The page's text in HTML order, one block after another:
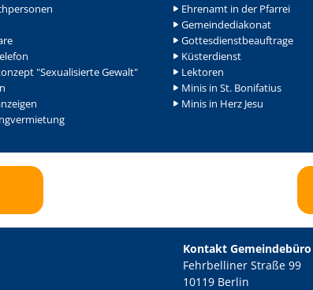
"Sexualisierte Gewalt"
Ehrenamt in der Pfarrei
Gemeindediakonat
Gottesdienstbeauftrage
Küsterdienst
Lektoren
Minis in St. Bonifatius
Minis in Herz Jesu
Kontakt Gemeindebüro
Fehrbelliner Straße 99
10119 Berlin